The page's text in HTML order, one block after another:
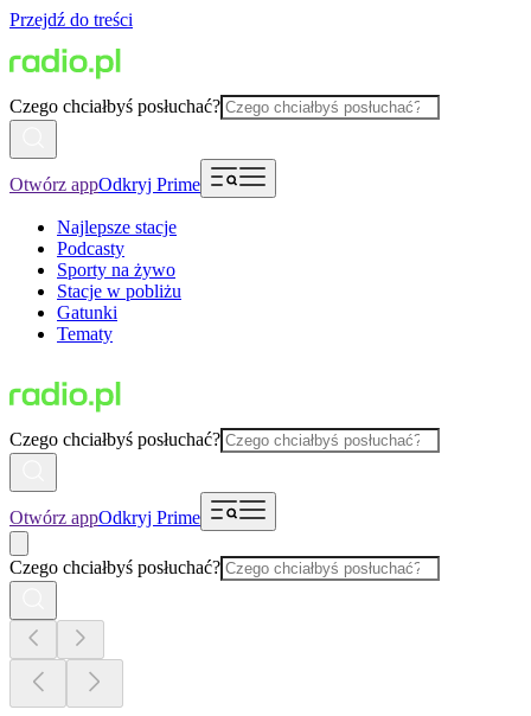
Przejdź do treści
Czego chciałbyś posłuchać?
Otwórz appOdkryj Prime
Najlepsze stacje
Podcasty
Sporty na żywo
Stacje w pobliżu
Gatunki
Tematy
Czego chciałbyś posłuchać?
Otwórz appOdkryj Prime
Czego chciałbyś posłuchać?